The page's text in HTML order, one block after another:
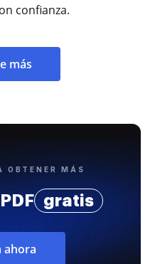
confianza.
más
OBTENER MÁS
gratis
ahora